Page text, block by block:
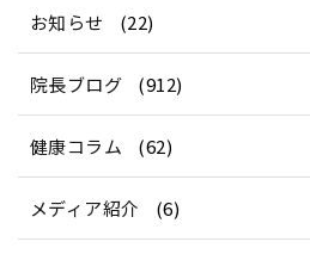
お知らせ (22)
院長ブログ (912)
健康コラム (62)
メディア紹介 (6)